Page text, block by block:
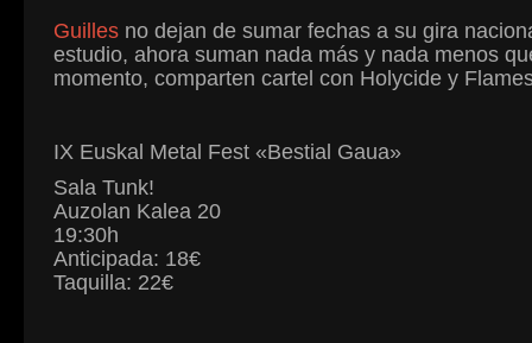
Guilles no dejan de sumar fechas a su gira
estudio, ahora suman nada más y nada menos
momento, comparten cartel con Holycide y
IX Euskal Metal Fest «Bestial Gaua»
Sala Tunk!
Auzolan Kalea 20
19:30h
Anticipada: 18€
Taquilla: 22€